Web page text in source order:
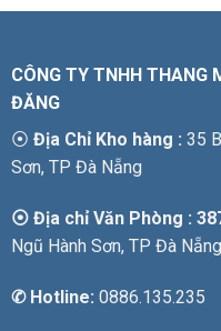
CÔNG TY TNHH THANG
ĐĂNG
⦿ Địa Chỉ Kho hàng : 35
Sơn, TP Đà Nẵng
⦿ Địa chỉ Văn Phòng :
Ngũ Hành Sơn, TP Đà Nẵng
✆Hotline: 0886.135.235